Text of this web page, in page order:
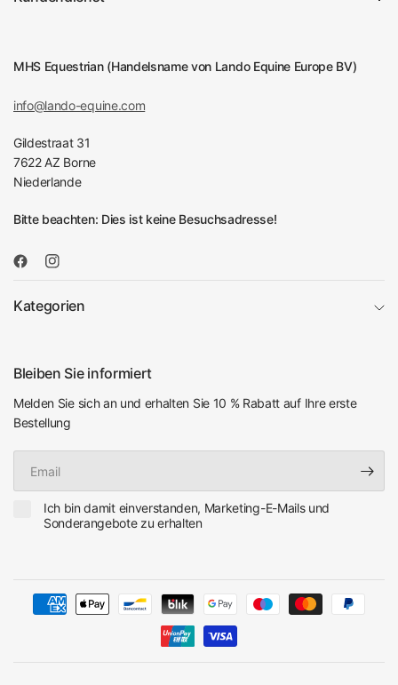
MHS Equestrian (Handelsname von Lando Equine Europe BV)
info@lando-equine.com
Gildestraat 31
7622 AZ Borne
Niederlande
Bitte beachten: Dies ist keine Besuchsadresse!
Kategorien
Bleiben Sie informiert
Melden Sie sich an und erhalten Sie 10 % Rabatt auf Ihre erste
Bestellung
Ich bin damit einverstanden, Marketing-E-Mails und
Sonderangebote zu erhalten